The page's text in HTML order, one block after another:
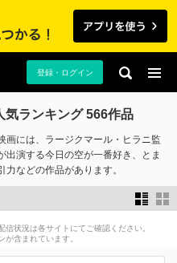
登録・ログイン
気ランキング 566作品
画には、ラージクマール・ヒラニ監
演する今日の空が一番好き、とま
などの作品があります。
状況は各サイトにてご確認ください。
含まれています。